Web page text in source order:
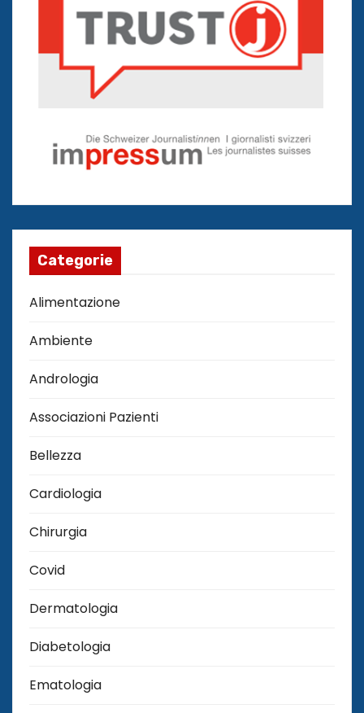
Categorie
Alimentazione
Ambiente
Andrologia
Associazioni Pazienti
Bellezza
Cardiologia
Chirurgia
Covid
Dermatologia
Diabetologia
Ematologia